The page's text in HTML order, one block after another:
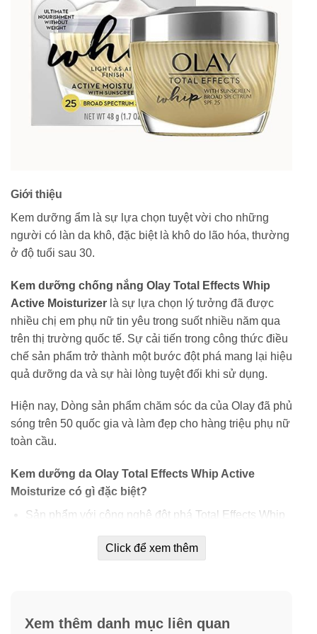
Giới thiệu
Kem dưỡng ẩm là sự lựa chọn tuyệt vời cho những
người có làn da khô, đặc biệt là khô do lão hóa, thường
ở độ tuổi sau 30.
Kem dưỡng chống nắng Olay Total Effects Whip
Active Moisturizer là sự lựa chọn lý tưởng đã được
nhiều chị em phụ nữ tin yêu trong suốt nhiều năm qua
trên thị trường quốc tế. Sự cải tiến trong công thức điều
chế sản phẩm trở thành một bước đột phá mang lại hiệu
quả dưỡng da và sự hài lòng tuyệt đối khi sử dụng.
Hiện nay, Dòng sản phẩm chăm sóc da của Olay đã phủ
sóng trên 50 quốc gia và làm đẹp cho hàng triệu phụ nữ
toàn cầu.
Kem dưỡng da Olay Total Effects Whip Active
Moisturize có gì đặc biệt?
Sản phẩm với công nghệ đột phá Total Effects Whip
dưỡng làn da, không gây bí lỗ chân lông, nặng mặt
Click để xem thêm
Xem thêm danh mục liên quan